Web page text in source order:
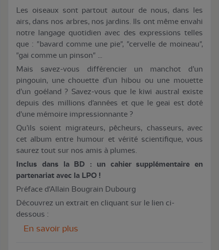
Les oiseaux sont partout autour de nous, dans les
airs, dans nos arbres, nos jardins. Ils ont même envahi
notre langage quotidien avec des expressions telles
que : "bavard comme une pie", "cervelle de moineau",
"gai comme un pinson" ...
Mais savez-vous différencier un manchot d’un
pingouin, une chouette d’un hibou ou une mouette
d’un goéland ? Savez-vous que le kiwi austral existe
depuis des millions d'années et que le geai est doté
d'une mémoire impressionnante ?
Qu’ils soient migrateurs, pêcheurs, chasseurs, avec
cet album entre humour et vérité scientifique, vous
saurez tout sur nos amis à plumes.
Inclus dans la BD : un cahier supplémentaire en
partenariat avec la LPO !
Préface d'Allain Bougrain Dubourg
Découvrez un extrait en cliquant sur le lien ci-
dessous :
En savoir plus